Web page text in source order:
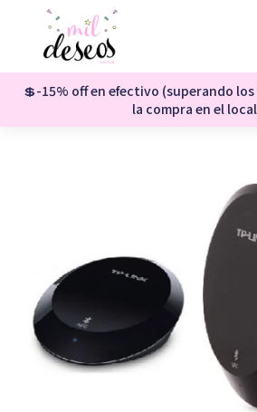
💲-15% off en efectivo (superando
la compra en el